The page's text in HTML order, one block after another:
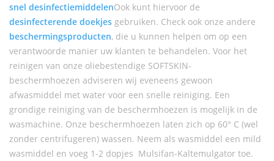
snel desinfectiemiddelenOok kunt hiervoor de
desinfecterende doekjes gebruiken. Check ook onze andere
beschermingsproducten, die u kunnen helpen om op een
verantwoorde manier uw klanten te behandelen. Voor het
reinigen van onze oliebestendige SOFTSKIN-
beschermhoezen adviseren wij eveneens gewoon
afwasmiddel met water voor een snelle reiniging. Een
grondige reiniging van de beschermhoezen is mogelijk in de
wasmachine. Onze beschermhoezen laten zich op 60° C (wel
zonder centrifugeren) wassen. Neem als wasmiddel een mild
wasmiddel en voeg 1-2 dopjes Mulsifan-Kaltemulgator toe.